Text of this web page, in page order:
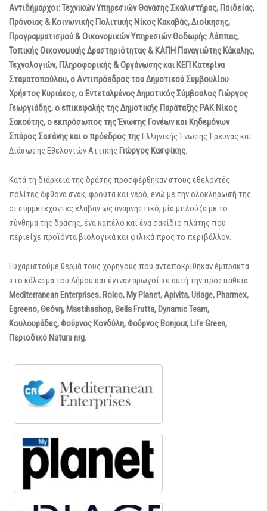
Αντιδήμαρχοι: Τεχνικών Υπηρεσιών Θανάσης Σκαλιστήρας, Παιδείας,
Πρόνοιας & Κοινωνικής Πολιτικής Νίκος Κακαβάς, Διοίκησης,
Προγραμματισμού & Οικονομικών Υπηρεσιών Θοδωρής Λάππας,
Τοπικής Οικονομικής Δραστηριότητας & ΚΑΠΗ Παναγιώτης Κάκαλης,
Τεχνολογιών, Πληροφορικής & Οργάνωσης και ΚΕΠ Κατερίνα
Σταματοπούλου, ο Αντιπρόεδρος του Δημοτικού Συμβουλίου
Χρήστος Κυριάκος, ο Εντεταλμένος Δημοτικός Σύμβουλος Γιώργος
Γεωργιάδης, ο επικεφαλής της Δημοτικής Παράταξης ΡΑΚ Νίκος
Σακούτης, ο εκπρόσωπος της Ένωσης Γονέων και Κηδεμόνων
Σπύρος Σασάνης και ο πρόεδρος τηςΕλληνικής Ένωσης Έρευνας και
Διάσωσης Εθελοντών Αττικής Γιώργος Κασφίκης.
Κατά τη διάρκεια της δράσης προσφέρθηκαν στους εθελοντές
πολίτες άφθονα σνακ, φρούτα και νερό, ενώ με την ολοκλήρωσή της
οι συμμετέχοντες έλαβαν ως αναμνηστικό, μία μπλούζα με το
σύνθημα της δράσης, ένα καπέλο και ένα σακίδιο πλάτης που
περιείχε προϊόντα βιολογικά και φιλικά προς το περιβάλλον.
Ευχαριστούμε θερμά τους χορηγούς που ανταποκρίθηκαν έμπρακτα
στο κάλεσμα του Δήμου και έγιναν αρωγοί σε αυτή την προσπάθεια:
Mediterranean Enterprises, Rolco, My Planet,Apivita,Uriage, Pharmex,
Egreeno, Θεόνη, Mastihashop, Bella Frutta, DynamicTeam,
Κουλουράδες, Φούρνος Κονδύλη, Φούρνος Bonjour, LifeGreen,
Περιοδικό Naturanrg.